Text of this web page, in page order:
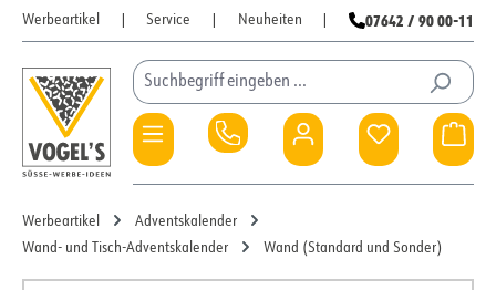
Zum Hauptinhalt springen
Werbeartikel Service Neuheiten 07642 / 90 00-11
Du hast 0
Werbeartikel
Adventskalender
Wand- und Tisch-Adventskalender
Wand (Standard und Sonder)